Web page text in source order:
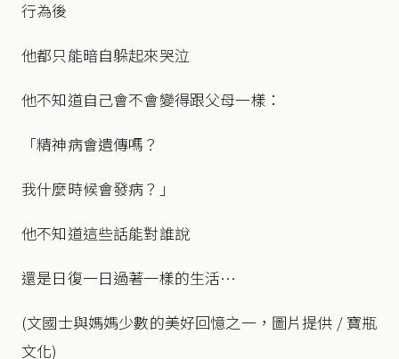
行為後
他都只能暗自躲起來哭泣
他不知道自己會不會變得跟父母一樣：
「精神病會遺傳嗎？
我什麼時候會發病？」
他不知道這些話能對誰說
還是日復一日過著一樣的生活…
(文國士與媽媽少數的美好回憶之一，圖片提供 / 寶瓶
文化)